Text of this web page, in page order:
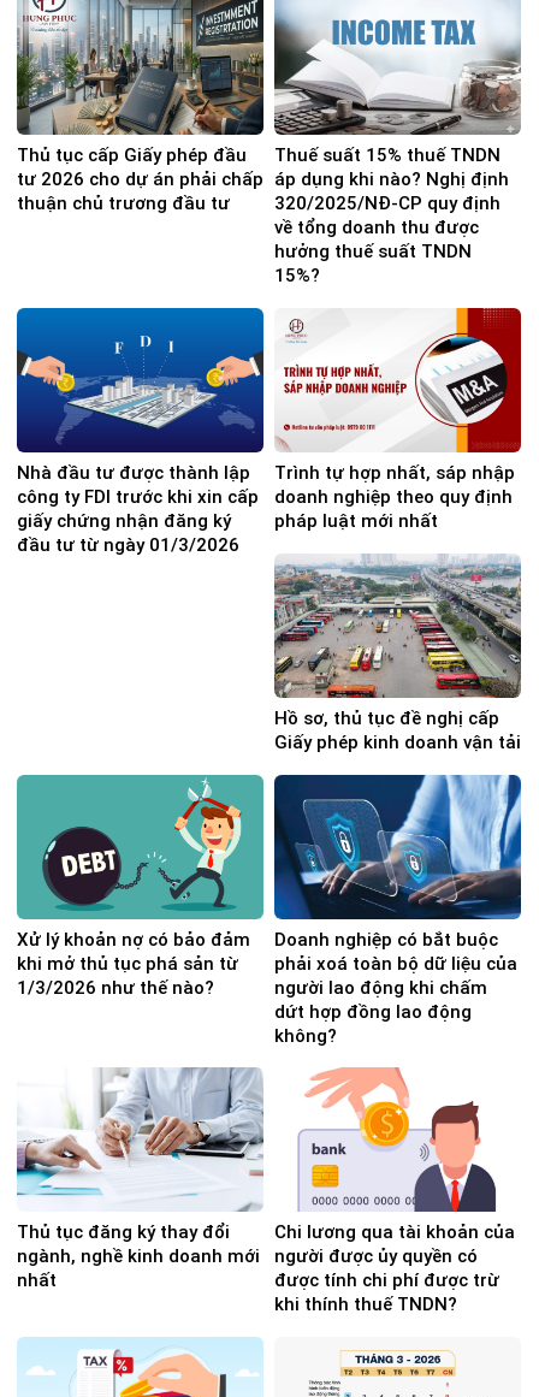
Thủ tục cấp Giấy phép đầu
tư 2026 cho dự án phải chấp
thuận chủ trương đầu tư
Thuế suất 15% thuế TNDN
áp dụng khi nào? Nghị định
320/2025/NĐ-CP quy định
về tổng doanh thu được
hưởng thuế suất TNDN
15%?
Nhà đầu tư được thành lập
công ty FDI trước khi xin cấp
giấy chứng nhận đăng ký
đầu tư từ ngày 01/3/2026
Trình tự hợp nhất, sáp nhập
doanh nghiệp theo quy định
pháp luật mới nhất
Hồ sơ, thủ tục đề nghị cấp
Giấy phép kinh doanh vận tải
Xử lý khoản nợ có bảo đảm
khi mở thủ tục phá sản từ
1/3/2026 như thế nào?
Doanh nghiệp có bắt buộc
phải xoá toàn bộ dữ liệu của
người lao động khi chấm
dứt hợp đồng lao động
không?
Thủ tục đăng ký thay đổi
ngành, nghề kinh doanh mới
nhất
Chi lương qua tài khoản của
người được ủy quyền có
được tính chi phí được trừ
khi thính thuế TNDN?